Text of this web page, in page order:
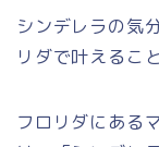
シンデレラの気
リダで叶えるこ
フロリダにある